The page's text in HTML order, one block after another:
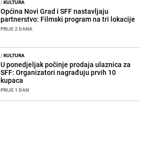
/KULTURA
Općina Novi Grad i SFF nastavljaju
partnerstvo: Filmski program na tri lokacije
PRIJE 2 DANA
/KULTURA
U ponedjeljak počinje prodaja ulaznica za
SFF: Organizatori nagrađuju prvih 10
kupaca
PRIJE 1 DAN